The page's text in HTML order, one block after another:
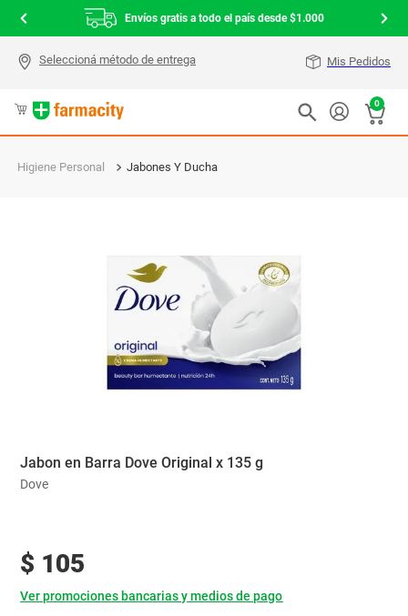
Envíos gratis a todo el país desde $1.000
Mis Pedidos
0
Higiene Personal Jabones Y Ducha
Jabon en Barra Dove Original x 135 g
Dove
$ 105
Ver promociones bancarias y medios de pago